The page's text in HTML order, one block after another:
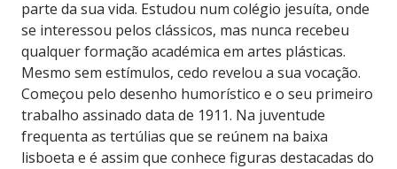
parte da sua vida. Estudou num colégio jesuíta, onde
se interessou pelos clássicos, mas nunca recebeu
qualquer formação académica em artes plásticas.
Mesmo sem estímulos, cedo revelou a sua vocação.
Começou pelo desenho humorístico e o seu primeiro
trabalho assinado data de 1911. Na juventude
frequenta as tertúlias que se reúnem na baixa
lisboeta e é assim que conhece figuras destacadas do